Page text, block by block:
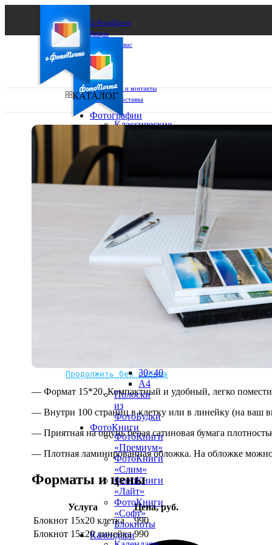
О ФотоПочте
Акции
Сделаем за вас
Бизнесу
FAQ
Франшиза
Поддержка и контакты
Оплата и доставка
Ваш регион доставки
Выберите из списка:
Продолжить без города
КАТАЛОГ
Фотографии
Классические
фото
15х15
15х20
20х30
30х30
30х40
в
10х10
10×15
13×18
30×40
A4
Полоски
из
ФотоБудки
ФотоКниги
ФотоКниги
«Премиум»
ФотоКниги
«Слим»
ФотоКниги
«Лайт»
ФотоКниги
«Софт»
Блокноты
Календари
— Формат 15*20. Компактный и удобный, легко
— Внутри 100 страниц в клетку или в линейку (на ваш
— Приятная на ощупь белая сатиновая бумага
— Плотная ламинированная обложка. На обложке
Форматы и цены
Услуга
Цена, руб.
Блокнот 15х20 клетка
990
Блокнот 15х20 линейка 990